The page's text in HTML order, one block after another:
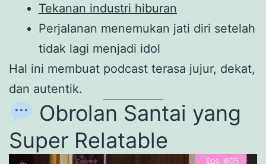
Tekanan industri hiburan
Perjalanan menemukan jati diri setelah
tidak lagi menjadi idol
Hal ini membuat podcast terasa jujur, dekat,
dan autentik.
Obrolan Santai yang
Super Relatable